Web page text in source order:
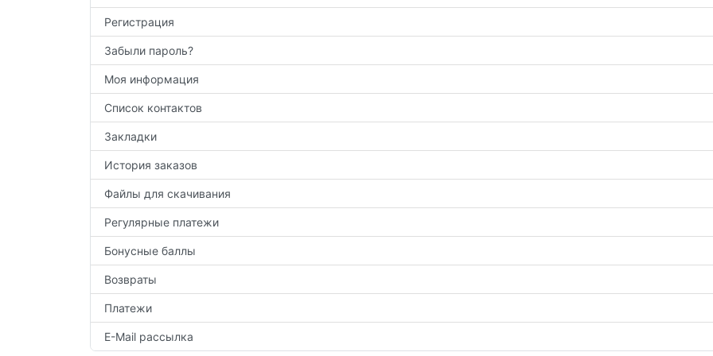
Регистрация
Забыли пароль?
Моя информация
Список контактов
Закладки
История заказов
Файлы для скачивания
Регулярные платежи
Бонусные баллы
Возвраты
Платежи
E-Mail рассылка